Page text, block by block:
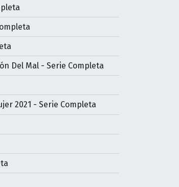
Del Mal - Serie Completa
2021 - Serie Completa